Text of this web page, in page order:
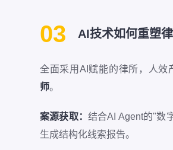
03 AI技术如何重塑
全面采用AI赋能的律所，人效
师。
案源获取：结合AI Agent的"数
生成结构化线索报告。